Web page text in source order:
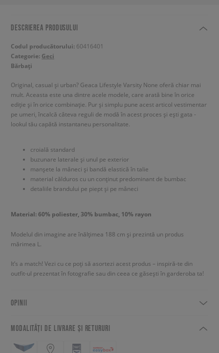
DESCRIEREA PRODUSULUI
Codul producătorului: 60416401
Categorie: Geci
Bărbați
Original, casual și urban? Geaca Lifestyle Varsity None oferă chiar mai
mult. Aceasta este una dintre acele modele, care arată bine în orice
ediție și în orice combinație. Pur și simplu pune acest articol vestimentar
pe umeri, încalcă câteva reguli de modă în acest proces și ești gata -
lookul tău capătă instantaneu personalitate.
croială standard
buzunare laterale și unul pe exterior
manșete la mâneci și bandă elastică în talie
material călduros cu un conținut predominant de bumbac
detaliile brandului pe piept și pe mâneci
Material: 60% poliester, 30% bumbac, 10% rayon
Modelul din imagine are înălțimea 188 cm și prezintă un produs
mărimea L.
It’s a match! Vezi cu ce poți să asortezi acest produs – inspiră-te din
outfit-ul prezentat în fotografie sau din ceea ce găsești în garderoba ta!
OPINII
MODALITĂȚI DE LIVRARE ȘI RETURURI